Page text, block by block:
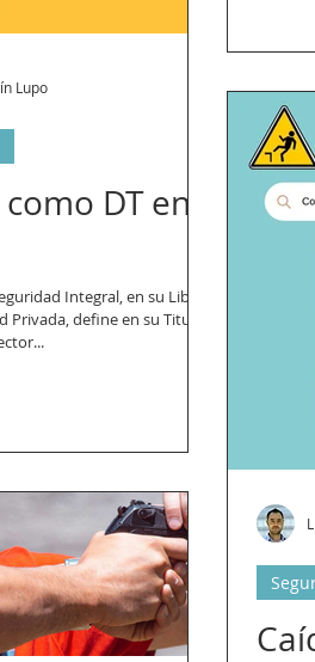
DT en
Integral, en su Libro
Privada, define en su Titulo
Lupo